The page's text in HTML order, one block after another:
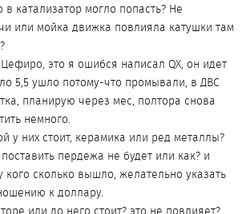
катализатор могло попасть? Не
или мойка движка повлияла катушки там
это я ошибся написал QX, он идет
5,5 ушло потому-что промывали, в ДВС
планирую через мес, полтора снова
немного.
у них стоит, керамика или ред металлы?
пердежа не будет или как? и
кого сколько вышло, желательно указать
к доллару.
или до него стоит? это не повлияет?